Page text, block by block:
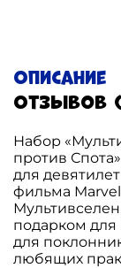
Описание
Отзывов
Набор
против
для
фильма
подарком для
для
любящих